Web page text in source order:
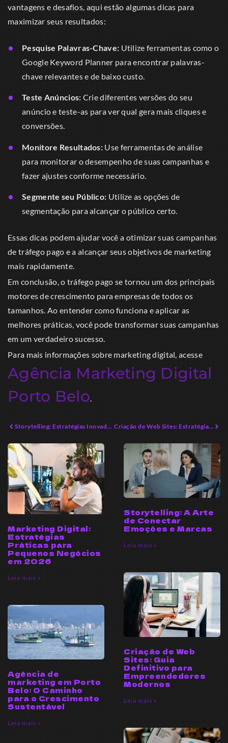
vantagens e desafios, aqui estão algumas dicas para
maximizar seus resultados:
Pesquise Palavras-Chave: Utilize ferramentas como o
Google Keyword Planner para encontrar palavras-
chave relevantes e de baixo custo.
Teste Anúncios: Crie diferentes versões do seu
anúncio e teste-as para ver qual gera mais cliques e
conversões.
Monitore Resultados: Use ferramentas de análise
para monitorar o desempenho de suas campanhas e
fazer ajustes conforme necessário.
Segmente seu Público: Utilize as opções de
segmentação para alcançar o público certo.
Essas dicas podem ajudar você a otimizar suas campanhas
de tráfego pago e a alcançar seus objetivos de marketing
mais rapidamente.
Em conclusão, o tráfego pago se tornou um dos principais
motores de crescimento para empresas de todos os
tamanhos. Ao entender como funciona e aplicar as
melhores práticas, você pode transformar suas campanhas
em um verdadeiro sucesso.
Para mais informações sobre marketing digital, acesse
Agência Marketing Digital
Porto Belo.
Storytelling: Estratégias Inovadoras para Conectar Marcas Criação de Web Sites: Estratégias Criativas para 2026
Marketing Digital:
Estratégias
Práticas para
Pequenos Negócios
em 2026
Leia mais »
Storytelling: A Arte
de Conectar
Emoções e Marcas
Leia mais »
Agência de
marketing em Porto
Belo: O Caminho
para o Crescimento
Sustentável
Leia mais »
Criação de Web
Sites: Guia
Definitivo para
Empreendedores
Modernos
Leia mais »